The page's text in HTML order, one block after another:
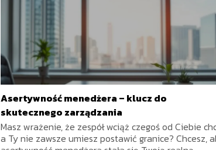
Asertywność menedżera – klucz do
skutecznego zarządzania
Masz wrażenie, że zespół wciąż czegoś od Ciebie
a Ty nie zawsze umiesz postawić granice? Chcesz,